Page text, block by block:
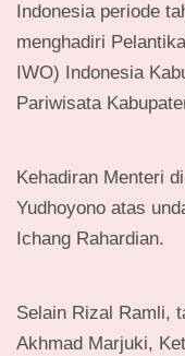
Indonesia periode
menghadiri
IWO) Indonesia
Pariwisata
Kehadiran Menteri
Yudhoyono atas
Ichang Rahardian.
Selain Rizal Ramli,
Akhmad Marjuki,